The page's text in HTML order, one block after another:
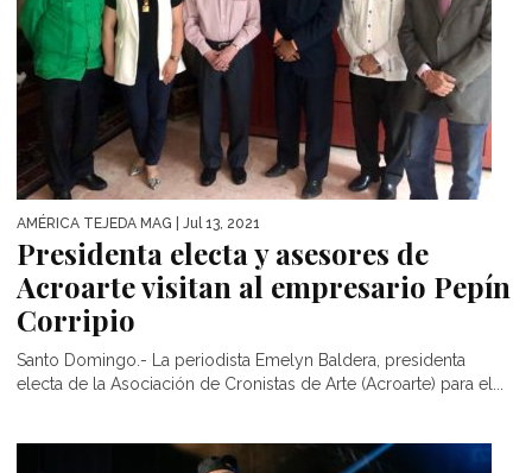
AMÉRICA TEJEDA MAG | Jul 13, 2021
Presidenta electa y asesores de
Acroarte visitan al empresario Pepín
Corripio
Santo Domingo.- La periodista Emelyn Baldera, presidenta
electa de la Asociación de Cronistas de Arte (Acroarte) para el...